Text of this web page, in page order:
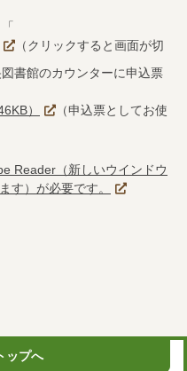
（クリックすると画面が切
書館のカウンターに申込票
）
（申込票としてお使
Reader（新しいウインドウ
す）が必要です。
ップへ